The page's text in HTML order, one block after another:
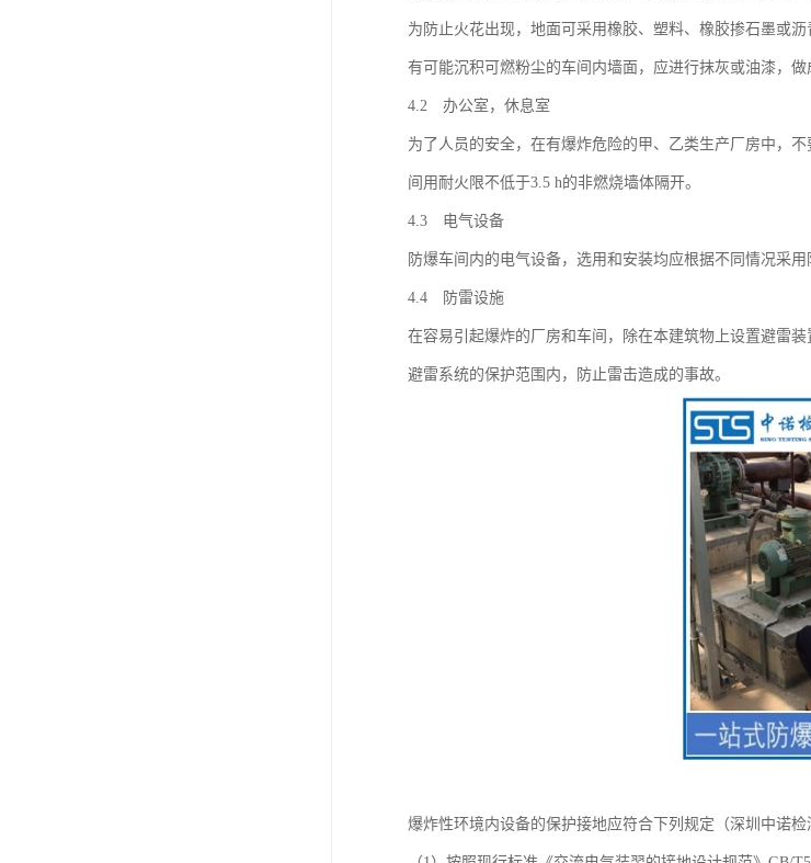
为防止火花出现，地面可采用橡胶、塑料、橡胶掺石墨或沥
有可能沉积可燃粉尘的车间内墙面，应进行抹灰或油漆，做
4.2 办公室，休息室
为了人员的安全，在有爆炸危险的甲、乙类生产厂房中，
间用耐火限不低于3.5 h的非燃烧墙体隔开。
4.3 电气设备
防爆车间内的电气设备，选用和安装均应根据不同情况采
4.4 防雷设施
在容易引起爆炸的厂房和车间，除在本建筑物上设置避雷
避雷系统的保护范围内，防止雷击造成的事故。
爆炸性环境内设备的保护接地应符合下列规定（深圳中诺检